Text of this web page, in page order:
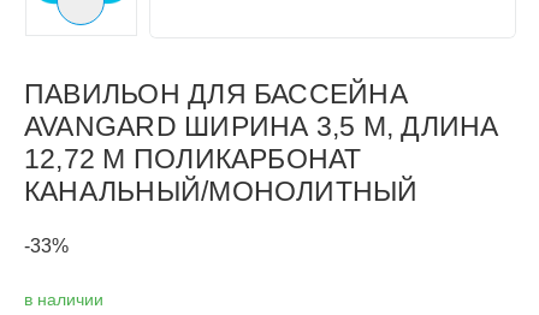
ПАВИЛЬОН ДЛЯ БАССЕЙНА
AVANGARD ШИРИНА 3,5 М, ДЛИНА
12,72 М ПОЛИКАРБОНАТ
КАНАЛЬНЫЙ/МОНОЛИТНЫЙ
-33%
в наличии
Следующий слайд